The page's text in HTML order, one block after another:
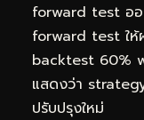
forward test ออ
forward test ให้
backtest 60%
แสดงว่า
ปรับปรุงใหม่